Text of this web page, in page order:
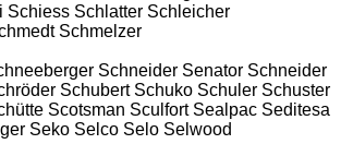
Schiess Schlatter Schleicher
Schmelzer
Schneider Senator Schneider
Schubert Schuko Schuler Schuster
Scotsman Sculfort Sealpac Seditesa
Seko Selco Selo Selwood